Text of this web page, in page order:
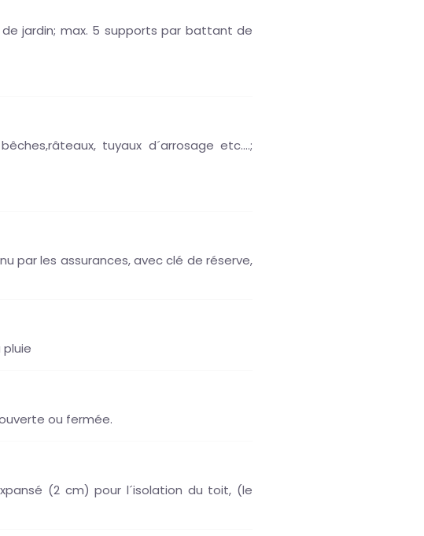
jardin; max. 5 supports par battant de
tuyaux d´arrosage etc....;
par les assurances, avec clé de réserve,
ou fermée.
(2 cm) pour l´isolation du toit, (le